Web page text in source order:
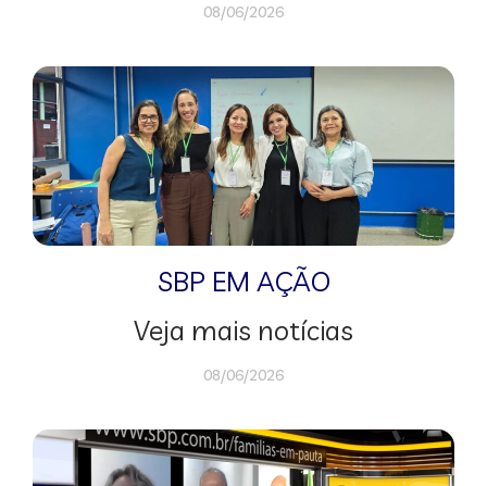
08/06/2026
SBP EM AÇÃO
Veja mais notícias
08/06/2026